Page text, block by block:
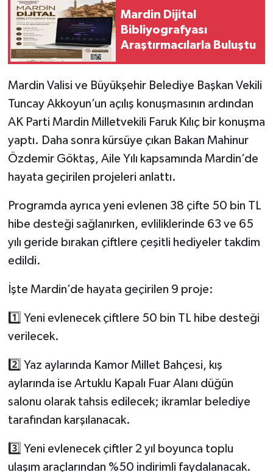
Mardin Dijital
Bibliyografyası
Araştırmacılarla Buluştu
Mardin Valisi ve Büyükşehir Belediye Başkan Vekili
Tuncay Akkoyun’un açılış konuşmasının ardından
AK Parti Mardin Milletvekili Faruk Kılıç bir konuşma
yaptı. Daha sonra kürsüye çıkan Bakan Mahinur
Özdemir Göktaş, Aile Yılı kapsamında Mardin’de
hayata geçirilen projeleri anlattı.
Programda ayrıca yeni evlenen 38 çifte 50 bin TL
hibe desteği sağlanırken, evliliklerinde 63 ve 65
yılı geride bırakan çiftlere çeşitli hediyeler takdim
edildi.
İşte Mardin’de hayata geçirilen 9 proje:
1️⃣ Yeni evlenecek çiftlere 50 bin TL hibe desteği
verilecek.
2️⃣ Yaz aylarında Kamor Millet Bahçesi, kış
aylarında ise Artuklu Kapalı Fuar Alanı düğün
salonu olarak tahsis edilecek; ikramlar belediye
tarafından karşılanacak.
3️⃣ Yeni evlenecek çiftler 2 yıl boyunca toplu
ulaşım araçlarından %50 indirimli faydalanacak.